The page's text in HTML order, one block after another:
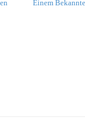
Einem